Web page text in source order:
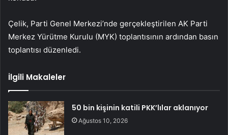
Çelik, Parti Genel Merkezi’nde gerçekleştirilen AK Parti
Merkez Yürütme Kurulu (MYK) toplantısının ardından basın
toplantısı düzenledi.
İlgili Makaleler
50 bin kişinin katili PKK’lılar aklanıyor
Ağustos 10, 2026